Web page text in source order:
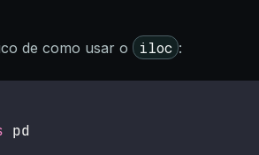
de como usar o iloc :
pd